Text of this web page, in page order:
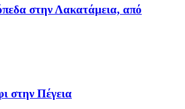
στην Λακατάμεια, από
στην Πέγεια